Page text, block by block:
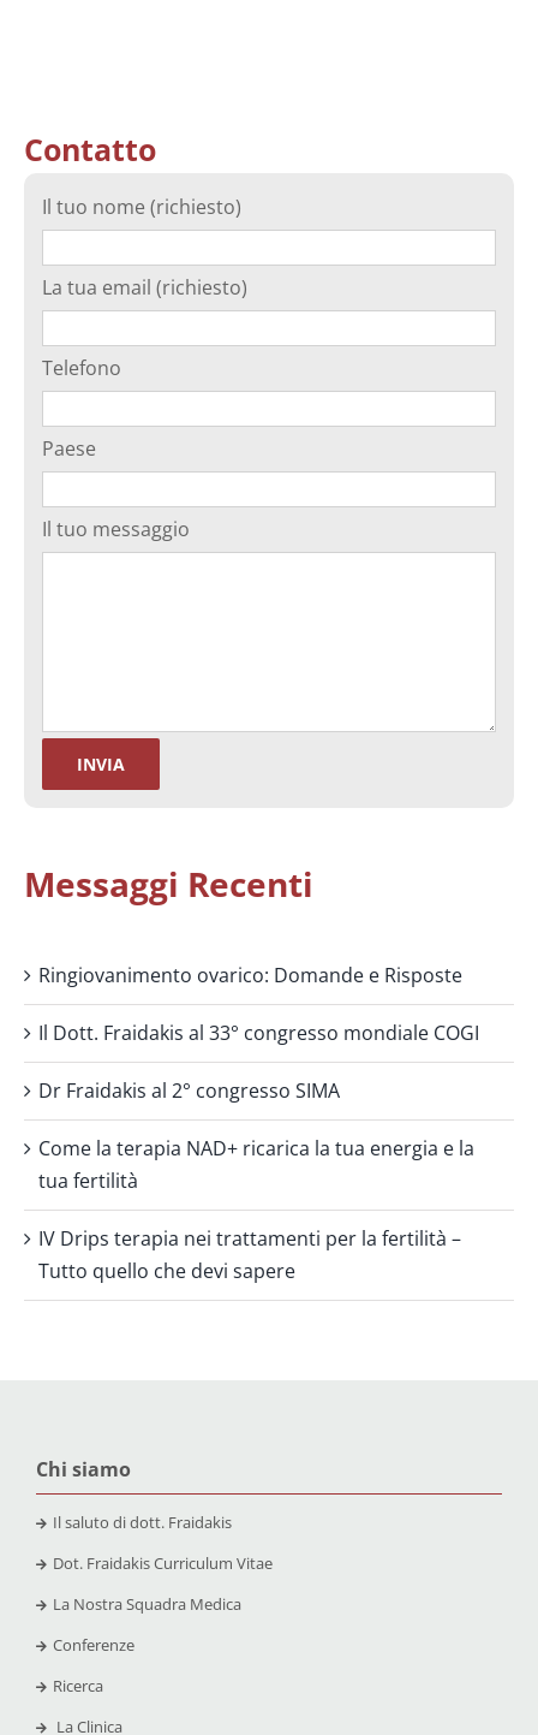
Contatto
Il tuo nome (richiesto)
La tua email (richiesto)
Telefono
Paese
Il tuo messaggio
Messaggi Recenti
Ringiovanimento ovarico: Domande e Risposte
Il Dott. Fraidakis al 33° congresso mondiale COGI
Dr Fraidakis al 2° congresso SIMA
Come la terapia NAD+ ricarica la tua energia e la
tua fertilità
IV Drips terapia nei trattamenti per la fertilità –
Tutto quello che devi sapere
Chi siamo
Il saluto di dott. Fraidakis
Dot. Fraidakis Curriculum Vitae
La Nostra Squadra Medica
Conferenze
Ricerca
La Clinica